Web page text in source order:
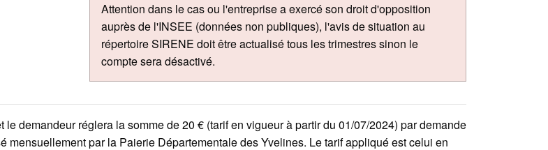
Attention dans le cas ou l'entreprise a exercé son droit d'opposition
auprès de l'INSEE (données non publiques), l'avis de situation au
répertoire SIRENE doit être actualisé tous les trimestres sinon le
compte sera désactivé.
demandeur réglera la somme de 20 € (tarif en vigueur à partir du 01/07/2024) par demande
par la Paierie Départementale des Yvelines. Le tarif appliqué est celui en